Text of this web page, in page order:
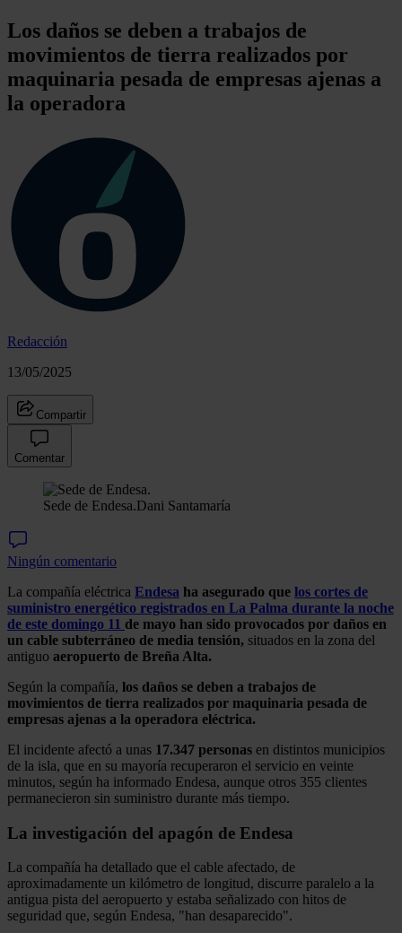
Los daños se deben a trabajos de
movimientos de tierra realizados por
maquinaria pesada de empresas ajenas a
la operadora
Redacción
13/05/2025
Compartir
Comentar
Sede de Endesa.Dani Santamaría
Ningún comentario
La compañía eléctrica Endesa ha asegurado que los cortes de
suministro energético registrados en La Palma durante la noche
de este domingo 11 de mayo han sido provocados por daños en
un cable subterráneo de media tensión, situados en la zona del
antiguo aeropuerto de Breña Alta.
Según la compañía, los daños se deben a trabajos de
movimientos de tierra realizados por maquinaria pesada de
empresas ajenas a la operadora eléctrica.
El incidente afectó a unas 17.347 personas en distintos municipios
de la isla, que en su mayoría recuperaron el servicio en veinte
minutos, según ha informado Endesa, aunque otros 355 clientes
permanecieron sin suministro durante más tiempo.
La investigación del apagón de Endesa
La compañía ha detallado que el cable afectado, de
aproximadamente un kilómetro de longitud, discurre paralelo a la
antigua pista del aeropuerto y estaba señalizado con hitos de
seguridad que, según Endesa, "han desaparecido".